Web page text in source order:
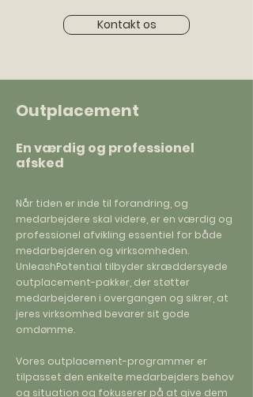
Kontakt os
Outplacement
En værdig og professionel
afsked
Når tiden er inde til forandring, og
medarbejdere skal videre, er en værdig og
professionel afvikling essentiel for både
medarbejderen og virksomheden.
UnleashPotential tilbyder skræddersyede
outplacement-pakker, der støtter
medarbejderen i overgangen og sikrer, at
jeres virksomhed bevarer sit gode
omdømme.
Vores outplacement-programmer er
tilpasset den enkelte medarbejders behov
og situation og fokuserer på at give dem